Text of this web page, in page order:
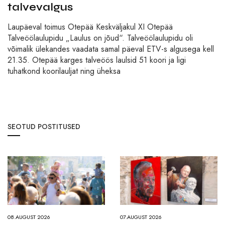
talvevalgus
Laupäeval toimus Otepää Keskväljakul XI Otepää
Talveöölaulupidu „Laulus on jõud“. Talveöölaulupidu oli
võimalik ülekandes vaadata samal päeval ETV-s algusega kell
21.35. Otepää karges talveöös laulsid 51 koori ja ligi
tuhatkond koorilauljat ning üheksa
SEOTUD POSTITUSED
08.AUGUST 2026 07.AUGUST 2026